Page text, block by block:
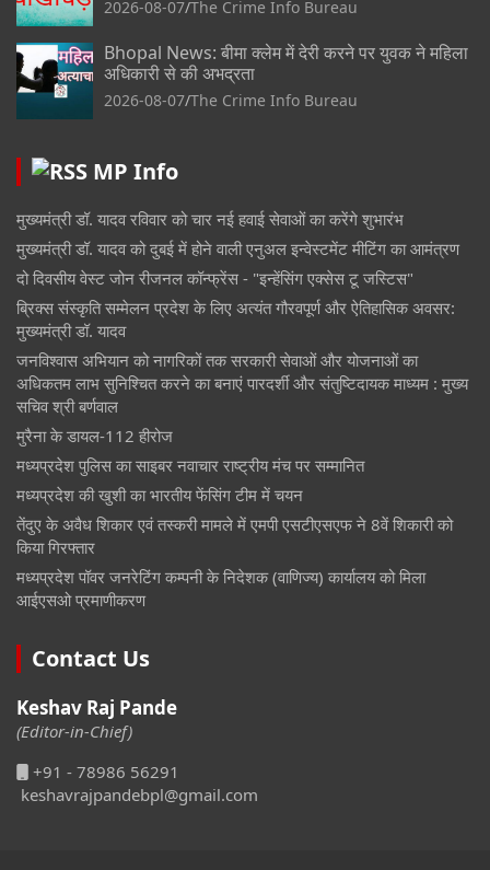
2026-08-07 The Crime Info Bureau
Bhopal News: बीमा क्लेम में देरी करने पर युवक ने महिला
अधिकारी से की अभद्रता
2026-08-07 The Crime Info Bureau
MP Info
मुख्यमंत्री डॉ. यादव रविवार को चार नई हवाई सेवाओं का करेंगे शुभारंभ
मुख्यमंत्री डॉ. यादव को दुबई में होने वाली एनुअल इन्वेस्टमेंट मीटिंग का आमंत्रण
दो दिवसीय वेस्ट जोन रीजनल कॉन्फ्रेंस - "इन्हेंसिंग एक्सेस टू जस्टिस"
ब्रिक्स संस्कृति सम्मेलन प्रदेश के लिए अत्यंत गौरवपूर्ण और ऐतिहासिक अवसर:
मुख्यमंत्री डॉ. यादव
जनविश्वास अभियान को नागरिकों तक सरकारी सेवाओं और योजनाओं का
अधिकतम लाभ सुनिश्चित करने का बनाएं पारदर्शी और संतुष्टिदायक माध्यम : मुख्य
सचिव श्री बर्णवाल
मुरैना के डायल-112 हीरोज
मध्यप्रदेश पुलिस का साइबर नवाचार राष्ट्रीय मंच पर सम्मानित
मध्यप्रदेश की खुशी का भारतीय फेंसिंग टीम में चयन
तेंदुए के अवैध शिकार एवं तस्करी मामले में एमपी एसटीएसएफ ने 8वें शिकारी को
किया गिरफ्तार
मध्यप्रदेश पॉवर जनरेटिंग कम्पनी के निदेशक (वाणिज्य) कार्यालय को मिला
आईएसओ प्रमाणीकरण
Contact Us
Keshav Raj Pande
(Editor-in-Chief)
+91 - 78986 56291
keshavrajpandebpl@gmail.com